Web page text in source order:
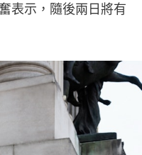
表示，隨後兩日將有